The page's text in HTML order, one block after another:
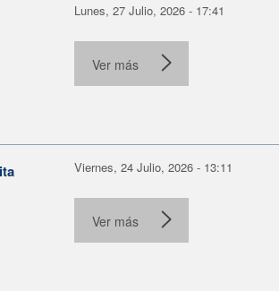
Lunes, 27 Julio, 2026 - 17:41
Ver más
Viernes, 24 Julio, 2026 - 13:11
Ver más